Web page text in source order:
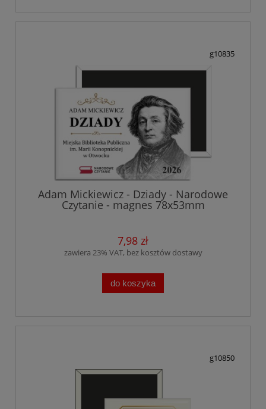
g10835
Adam Mickiewicz - Dziady - Narodowe
Czytanie - magnes 78x53mm
7,98 zł
zawiera 23% VAT, bez kosztów dostawy
do koszyka
g10850